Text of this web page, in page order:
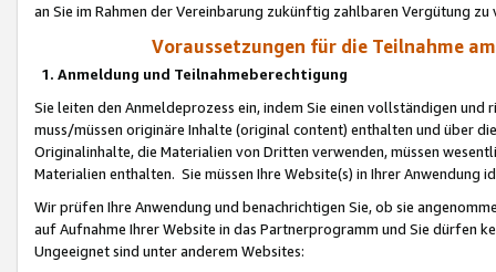
an Sie im Rahmen der Vereinbarung zukünftig zahlbaren Vergütung zu
Voraussetzungen für die Teilnahme
1. Anmeldung und Teilnahmeberechtigung
Sie leiten den Anmeldeprozess ein, indem Sie einen vollständigen
muss/müssen originäre Inhalte (original content) enthalten und über
Originalinhalte, die Materialien von Dritten verwenden, müssen
Materialien enthalten. Sie müssen Ihre Website(s) in Ihrer Anwendung
Wir prüfen Ihre Anwendung und benachrichtigen Sie, ob sie
auf Aufnahme Ihrer Website in das Partnerprogramm und Sie dürfen
Ungeeignet sind unter anderem Websites: